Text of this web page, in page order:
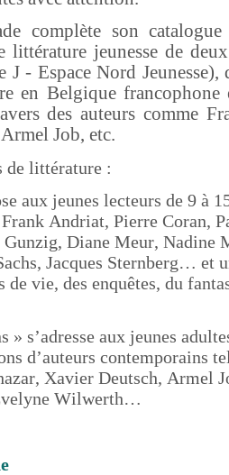
complète son
littérature jeunesse de
J - Espace Nord
en Belgique francophone
des auteurs comme
Job, etc.
de littérature :
aux jeunes lecteurs de 9 à
Andriat, Pierre Coran,
Gunzig, Diane Meur, Nadine
Jacques Sternberg… et
de vie, des enquêtes, du
» s’adresse aux jeunes
d’auteurs contemporains
Xavier Deutsch, Armel
Wilwerth…